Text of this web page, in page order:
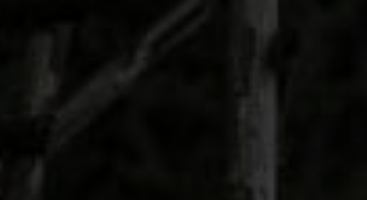
VORSATZGERÄTE